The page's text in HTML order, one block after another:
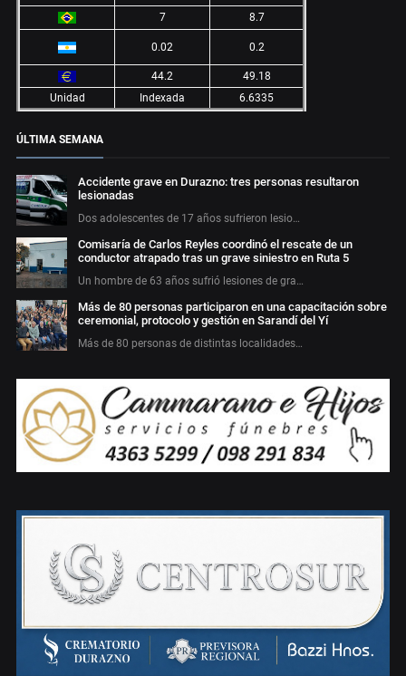
7 8.7
0.02 0.2
44.2
49.18
Unidad
Indexada 6.6335
ÚLTIMA SEMANA
Accidente grave en Durazno: tres personas resultaron
lesionadas
Dos adolescentes de 17 años sufrieron lesio…
Comisaría de Carlos Reyles coordinó el rescate de un
conductor atrapado tras un grave siniestro en Ruta 5
Un hombre de 63 años sufrió lesiones de gra…
Más de 80 personas participaron en una capacitación sobre
ceremonial, protocolo y gestión en Sarandí del Yí
Más de 80 personas de distintas localidades…